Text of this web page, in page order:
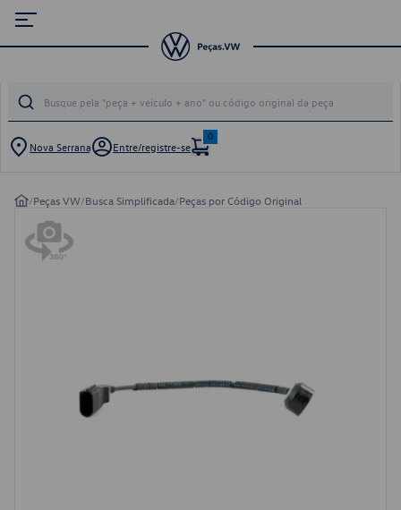
Nova Serrana Entre/registre-se
0
/Peças VW/Busca Simplificada/Peças por Código Original